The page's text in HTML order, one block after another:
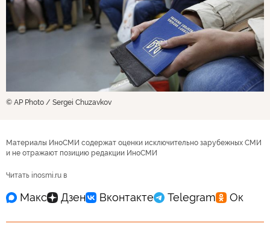
© AP Photo / Sergei Chuzavkov
Материалы ИноСМИ содержат оценки исключительно зарубежных СМИ
и не отражают позицию редакции ИноСМИ
Читать inosmi.ru в